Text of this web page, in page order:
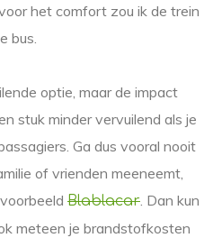
het comfort zou ik de trein
bus.
optie, maar de impact
stuk minder vervuilend als je
Ga dus vooral nooit
of vrienden meeneemt,
Blablacar . Dan kun
meteen je brandstofkosten